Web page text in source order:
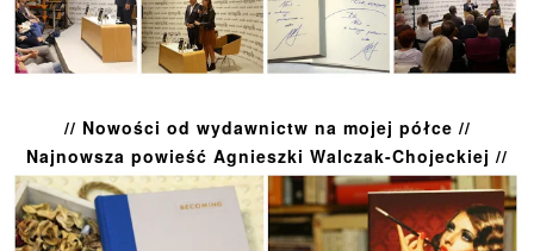
// Nowości od wydawnictw na mojej półce //
Najnowsza powieść Agnieszki Walczak-Chojeckiej //